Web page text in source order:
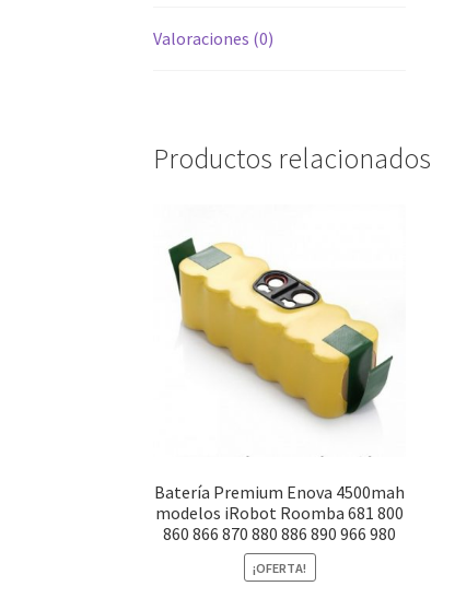
Valoraciones (0)
Productos relacionados
Batería Premium Enova 4500mah
modelos iRobot Roomba 681 800
860 866 870 880 886 890 966 980
¡OFERTA!